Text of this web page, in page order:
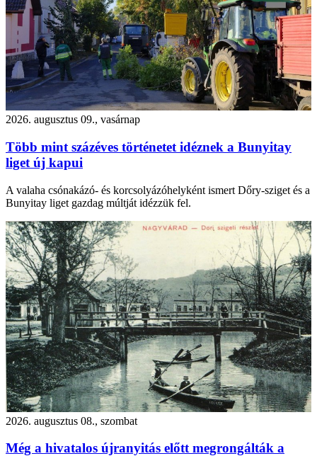
2026. augusztus 09., vasárnap
Több mint százéves történetet idéznek a Bunyitay
liget új kapui
A valaha csónakázó- és korcsolyázóhelyként ismert Dőry-sziget és a
Bunyitay liget gazdag múltját idézzük fel.
2026. augusztus 08., szombat
Még a hivatalos újranyitás előtt megrongálták a